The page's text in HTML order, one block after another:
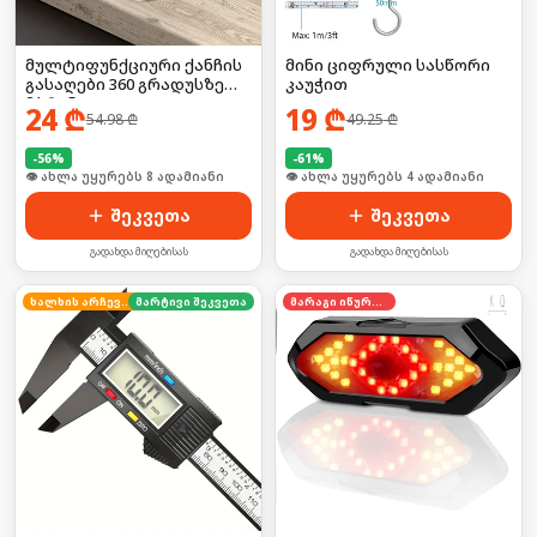
მულტიფუნქციური ქანჩის
გასაღები 360 გრადუსზე
მბრუნავი
24₾54.98₾
-56%
🛒 ბოლო 24სთ-ში იყიდა 13-მა
შეკვეთა
გადახდა მიღებისას
მინი ციფრული სასწორი
კაუჭით
19 ₾49.25₾
-61%
🛒 ბოლო 24სთ-ში იყიდა 5-მა
შეკვეთა
გადახდა მიღებისას
ხალხის არჩევანი მარტივი შეკვეთა მარაგი იწურება